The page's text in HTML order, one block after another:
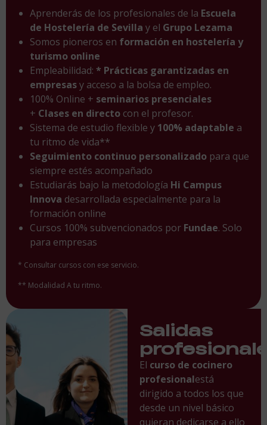
Aprenderás de los profesionales de la Escuela
de Hostelería de Sevilla y el Grupo Lezama
Somos pioneros en formación en hostelería y
turismo online
Empleabilidad: * Prácticas garantizadas en
empresasy acceso a la bolsa de empleo.
100% Online + seminarios presenciales
+ Clases en directo con el profesor.
Sistema de estudio flexible y 100% adaptable a
tu ritmo de vida**
Seguimiento continuo personalizado para que
siempre estés acompañado
Estudiarás bajo la metodología Hi Campus
Innova desarrollada especialmente para la
formación online
Cursos 100% subvencionados por Fundae. Solo
para empresas
* Consultar cursos con ese servicio.
** Modalidad A tu ritmo.
Salidas
El curso de cocinero
profesionalestá
dirigido a todos los que
desde un nivel básico
quieran dedicarse a ello